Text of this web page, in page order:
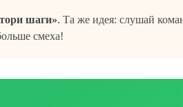
шаги». Та же идея: слушай
смеха!